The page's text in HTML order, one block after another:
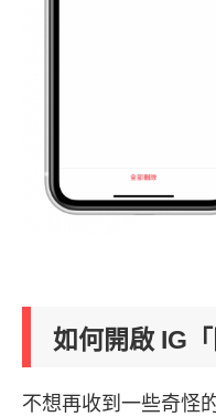
如何開啟 IG
不想再收到一些奇怪